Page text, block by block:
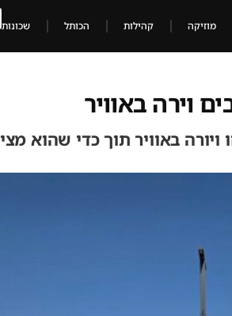
מוזיקה קהילות הכותל שכונות
וירה באוויר
באוויר תוך כדי שהוא